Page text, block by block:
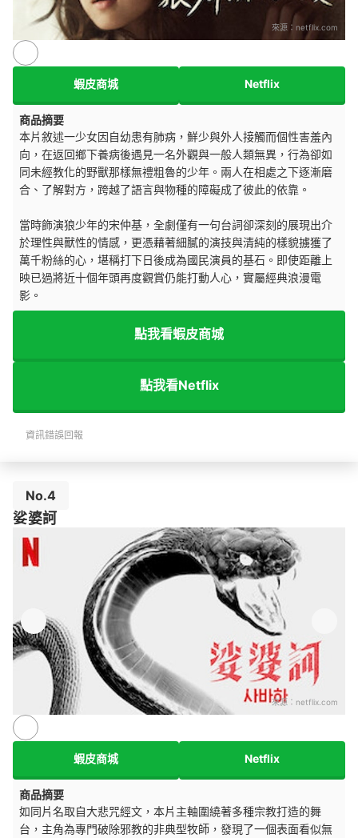
來源： netflix.com
蝦皮商城 Netflix
商品摘要
本片敘述一少女因自幼患有肺病，鮮少與外人接觸而個性害羞內
向，在返回鄉下養病後遇見一名外觀與一般人類無異，行為卻如
同未經教化的野獸那樣無禮粗魯的少年。兩人在相處之下逐漸磨
合、了解對方，跨越了語言與物種的障礙成了彼此的依靠。
當時飾演狼少年的宋仲基，全劇僅有一句台詞卻深刻的展現出介
於理性與獸性的情感，更憑藉著細膩的演技與清純的樣貌擄獲了
萬千粉絲的心，堪稱打下日後成為國民演員的基石。即使距離上
映已過將近十個年頭再度觀賞仍能打動人心，實屬經典浪漫電
影。
點我看蝦皮商城
點我看Netflix
資訊錯誤回報
No.4
娑婆訶
來源： netflix.com
蝦皮商城 Netflix
商品摘要
如同片名取自大悲咒經文，本片主軸圍繞著多種宗教打造的舞
台，主角為專門破除邪教的非典型牧師，發現了一個表面看似無